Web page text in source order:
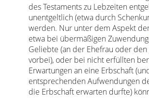
des Testaments zu Lebzeiten
unentgeltlich (etwa durch
werden. Nur unter dem Aspekt
etwa bei übermäßigen
Geliebte (an der Ehefrau oder
vorbei), oder bei nicht erfüllten
Erwartungen an eine Erbschaft
entsprechenden Aufwendungen
die Erbschaft erwarten durfte)